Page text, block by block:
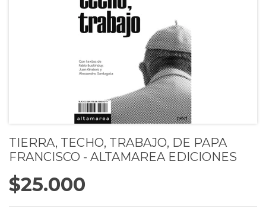
TIERRA, TECHO, TRABAJO, DE PAPA
FRANCISCO - ALTAMAREA EDICIONES
$25.000